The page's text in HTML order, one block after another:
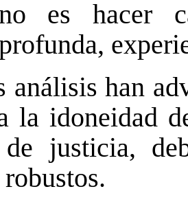
es hacer
análisis han
la idoneidad
de justicia,